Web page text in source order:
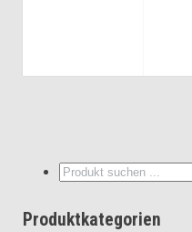
Suche
Produktkategorien